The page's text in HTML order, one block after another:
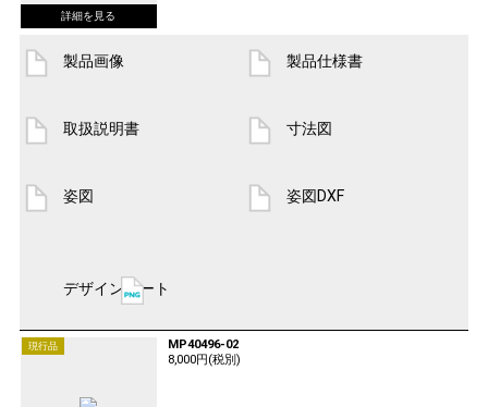
製品画像 製品仕様書
取扱説明書 寸法図
姿図 姿図DXF
デザインシート
現行品
MP40496-02
8,000円(税別)